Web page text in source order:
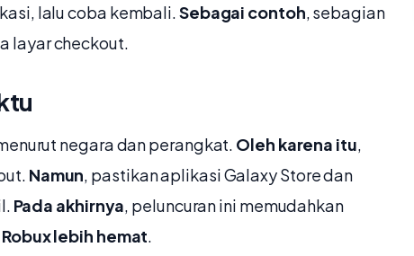
lalu coba kembali.Sebagai contoh, sebagian
layar checkout.
negara dan perangkat. Oleh karena itu,
Namun, pastikan aplikasi Galaxy Store dan
Pada akhirnya, peluncuran ini memudahkan
Robux lebih hemat.